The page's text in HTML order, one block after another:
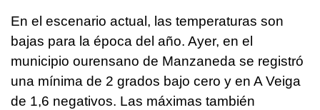
En el escenario actual, las temperaturas son
bajas para la época del año. Ayer, en el
municipio ourensano de Manzaneda se registró
una mínima de 2 grados bajo cero y en A Veiga
de 1,6 negativos. Las máximas también